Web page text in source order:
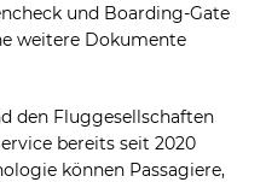
und Boarding-Gate
weitere Dokumente
den Fluggesellschaften
bereits seit 2020
können Passagiere,